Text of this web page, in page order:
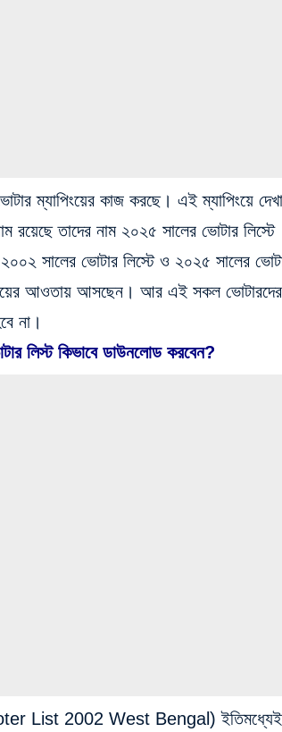
ম্যাপিংয়ের কাজ করছে। এই ম্যাপিংয়ে দেখা
রয়েছে তাদের নাম ২০২৫ সালের ভোটার লিস্টে
সালের ভোটার লিস্টে ও ২০২৫ সালের
আওতায় আসছেন। আর এই সকল ভোটারদের
না।
লিস্ট কিভাবে ডাউনলোড করবেন?
(Voter List 2002 West Bengal) ইতিমধ্যেই